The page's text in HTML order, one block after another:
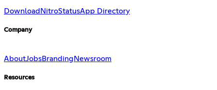
Download NitroStatusApp Directory
Company
AboutJobsBranding Newsroom
Resources